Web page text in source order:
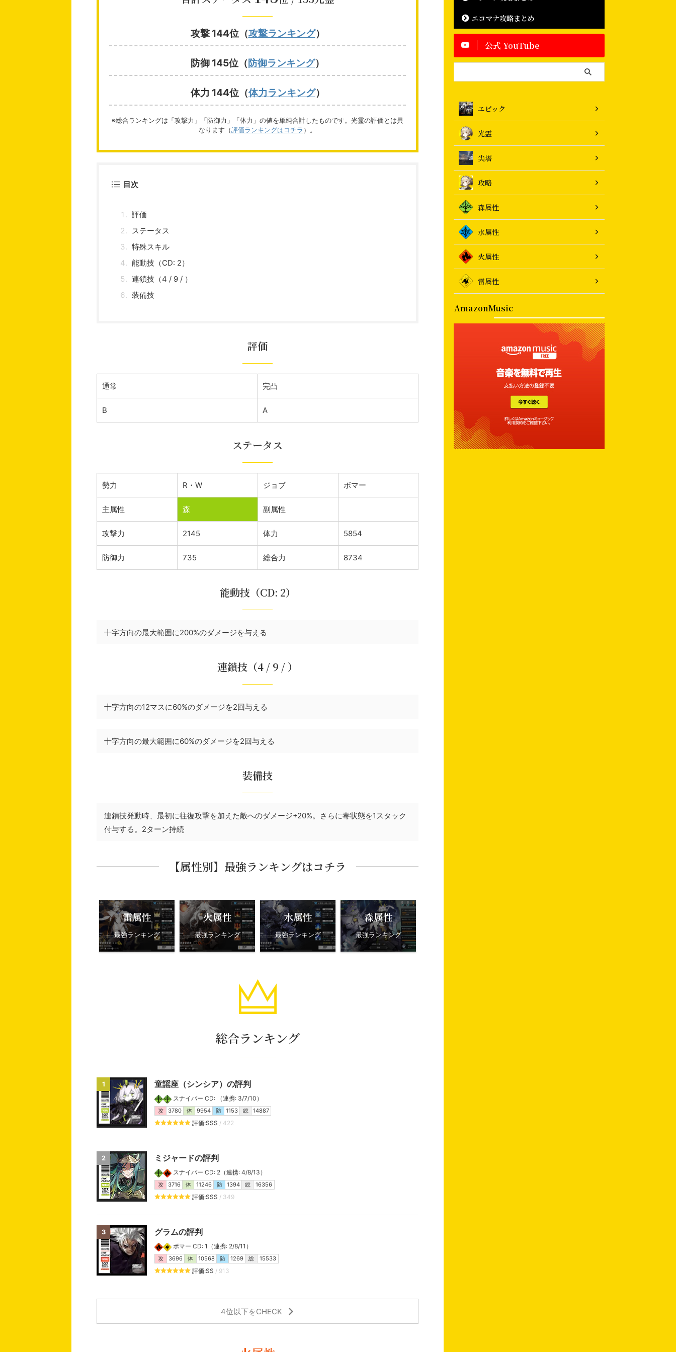
攻撃 144位（攻撃ランキング）
防御 145位（防御ランキング）
体力 144位（体力ランキング）
※総合ランキングは「攻撃力」「防御力」「体力」の値を単純合計したものです。光霊の評価とは異
なります（評価ランキングはコチラ ）。
目次
評価
ステータス
特殊スキル
能動技（CD: 2）
連鎖技（4 / 9 / ）
装備技
評価
通常 完凸
B A
ステータス
勢力 R・W ジョブ ボマー
主属性 森 副属性
攻撃力 2145 体力 5854
防御力 735 総合力 8734
能動技（CD: 2）
十字方向の最大範囲に200%のダメージを与える
連鎖技（4 / 9 / ）
十字方向の12マスに60%のダメージを2回与える
十字方向の最大範囲に60%のダメージを2回与える
装備技
連鎖技発動時、最初に往復攻撃を加えた敵へのダメージ+20%。さらに毒状態を1スタック
付与する。2ターン持続
【属性別】最強ランキングはコチラ
雷属性
最強ランキング
火属性
最強ランキング
水属性
最強ランキング
森属性
最強ランキング
総合ランキング
1 童謡座（シンシア）の評判
スナイパー CD: （連携: 3/7/10）
攻 3780 体 9954 防 1153 総 14887
評価:SSS / 422
2 ミジャードの評判
スナイパー CD: 2（連携: 4/8/13）
攻 3716 体 11246 防 1394 総 16356
評価:SSS / 349
3 グラムの評判
ボマー CD: 1（連携: 2/8/11）
攻 3696 体 10568 防 1269 総 15533
評価:SS / 913
4位以下をCHECK
エコマナ攻略まとめ
公式 YouTube
エピック
光霊
尖塔
攻略
森属性
水属性
火属性
雷属性
AmazonMusic